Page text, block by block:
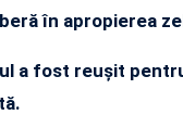
în apropierea
a fost reuşit